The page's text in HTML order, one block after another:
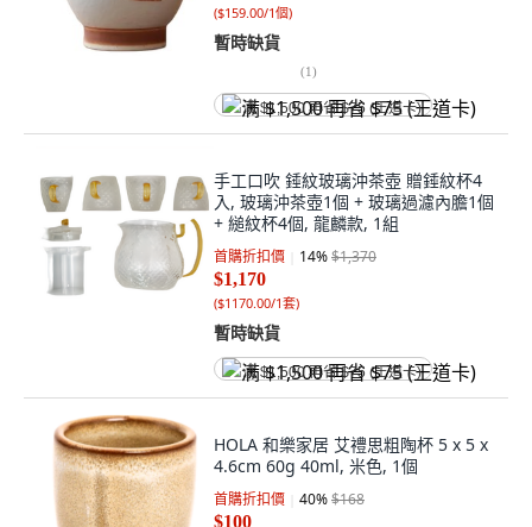
($159.00/1個)
暫時缺貨
(1)
满 $1,500 再省 $75 (王道卡)
手工口吹 錘紋玻璃沖茶壺 贈錘紋杯4
入, 玻璃沖茶壺1個 + 玻璃過濾內膽1個
+ 縋紋杯4個, 龍麟款, 1組
首購折扣價 14%$1,370
$1,170
($1170.00/1套)
暫時缺貨
满 $1,500 再省 $75 (王道卡)
HOLA 和樂家居 艾禮思粗陶杯 5 x 5 x
4.6cm 60g 40ml, 米色, 1個
首購折扣價 40%$168
$100